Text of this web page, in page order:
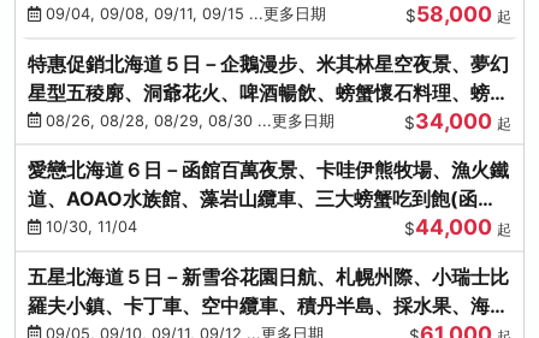
和田湖(不進免稅店)
09/04, 09/08, 09/11, 09/15 ...更多日期 $58,000 起
特惠促銷北海道５日－企鵝漫步、米其林星空夜景、夢幻
星型五稜廓、洞爺花火、啤酒暢飲、螃蟹懷石料理、螃蟹
吃到飽
08/26, 08/28, 08/29, 08/30 ...更多日期 $34,000 起
愛戀北海道６日－函館百萬夜景、卡哇伊熊牧場、漁火鐵
道、AOAO水族館、藻岩山纜車、三大螃蟹吃到飽(函館/
千歲)
10/30, 11/04 $44,000 起
五星北海道５日－新雪谷花園日航、札幌州際、小瑞士比
羅夫小鎮、卡丁車、空中纜車、積丹半島、採水果、海鮮
09/05, 09/10, 09/11, 09/12 ...更多日期